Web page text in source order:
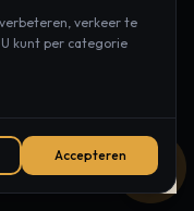
Contactverkeer te
kunt per categorie
Accepteren